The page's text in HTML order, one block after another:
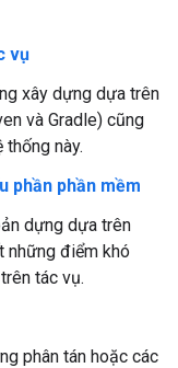
vụ
xây dựng dựa trên
và Gradle) cũng
này.
phần phần mềm
dựng dựa trên
những điểm khó
tác vụ.
phân tán hoặc các